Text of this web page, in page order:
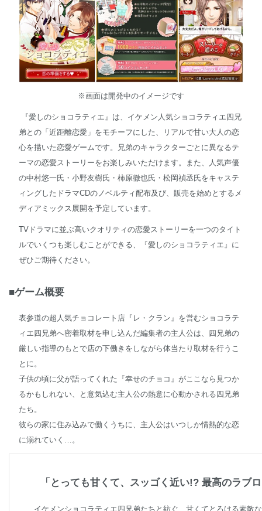
※画面は開発中のイメージです
『愛しのショコラティエ』は、イケメン人気ショコラティエ四兄
弟との「近距離恋愛」をモチーフにした、リアルで甘い大人の恋
心を描いた恋愛ゲームです。兄弟のキャラクターごとに異なるテ
ーマの恋愛ストーリーをお楽しみいただけます。また、人気声優
の中村悠一氏・小野友樹氏・柿原徹也氏・松岡禎丞氏をキャステ
ィングしたドラマCDのノベルティ配布及び、販売を始めとするメ
ディアミックス展開を予定しています。
TVドラマに並ぶ高いクオリティの恋愛ストーリーを一つのタイト
ルでいくつも楽しむことができる、『愛しのショコラティエ』に
ぜひご期待ください。
■ゲーム概要
表参道の超人気チョコレート店『レ・クラン』を営むショコラテ
ィエ四兄弟へ密着取材を申し込んだ編集者の主人公は、四兄弟の
厳しい指導のもとで店の下働きをしながら体当たり取材を行うこ
とに。
子供の頃に父が語ってくれた『幸せのチョコ』がここなら見つか
るかもしれない、と意気込む主人公の熱意に心動かされる四兄弟
たち。
彼らの家に住み込みで働くうちに、主人公はいつしか情熱的な恋
に溺れていく…。
「とっても甘くて、スッゴく近い!? 最高のラブ
イケメンショコラティエ四兄弟たちと紡ぐ、甘くてとろける素敵